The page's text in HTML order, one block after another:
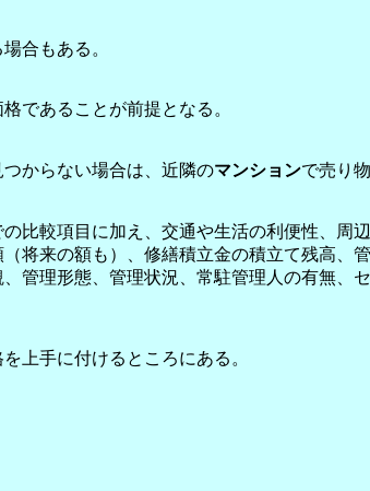
合もある。
であることが前提となる。
からない場合は、近隣のマンションで売り
の比較項目に加え、交通や生活の利便性、周
将来の額も）、修繕積立金の積立て残高、
管理形態、管理状況、常駐管理人の有無、
上手に付けるところにある。